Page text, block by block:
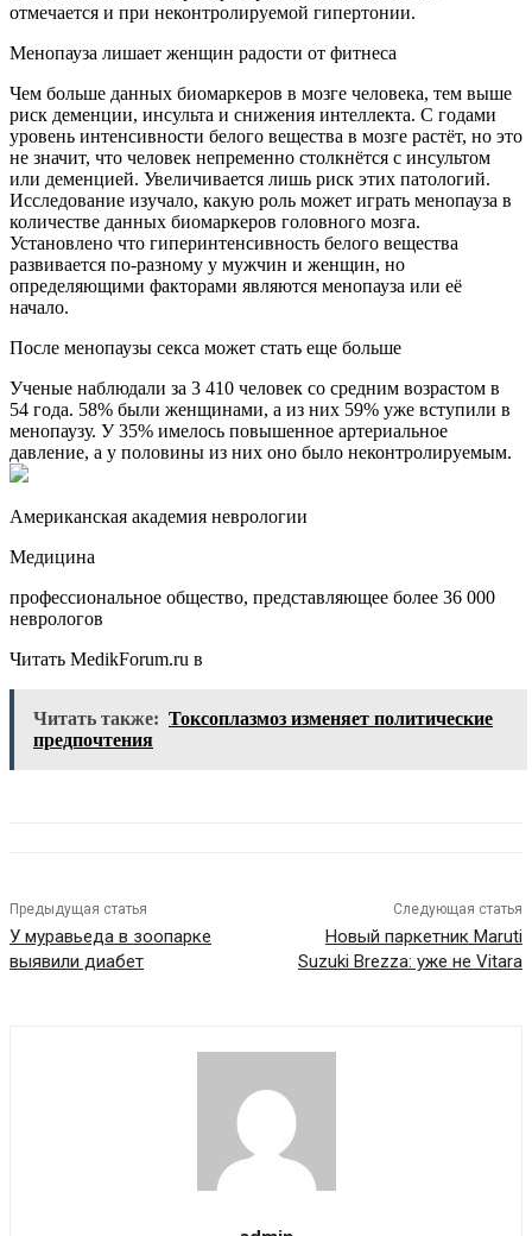
отмечается и при неконтролируемой гипертонии.
Менопауза лишает женщин радости от фитнеса
Чем больше данных биомаркеров в мозге человека, тем выше
риск деменции, инсульта и снижения интеллекта. С годами
уровень интенсивности белого вещества в мозге растёт, но это
не значит, что человек непременно столкнётся с инсультом
или деменцией. Увеличивается лишь риск этих патологий.
Исследование изучало, какую роль может играть менопауза в
количестве данных биомаркеров головного мозга.
Установлено что гиперинтенсивность белого вещества
развивается по-разному у мужчин и женщин, но
определяющими факторами являются менопауза или её
начало.
После менопаузы секса может стать еще больше
Ученые наблюдали за 3 410 человек со средним возрастом в
54 года. 58% были женщинами, а из них 59% уже вступили в
менопаузу. У 35% имелось повышенное артериальное
давление, а у половины из них оно было неконтролируемым.
Американская академия неврологии
Медицина
профессиональное общество, представляющее более 36 000
неврологов
Читать MedikForum.ru в
Читать также: Токсоплазмоз изменяет политические
предпочтения
Предыдущая статья
У муравьеда в зоопарке
выявили диабет
Следующая статья
Новый паркетник Maruti
Suzuki Brezza: уже не Vitara